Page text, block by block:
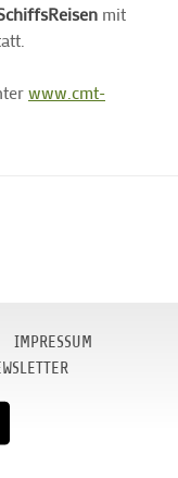
mit
www.cmt-
IMPRESSUM